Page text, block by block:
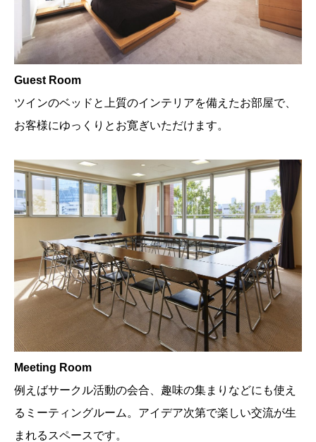
Guest Room
ツインのベッドと上質のインテリアを備えたお部屋で、
お客様にゆっくりとお寛ぎいただけます。
Meeting Room
例えばサークル活動の会合、趣味の集まりなどにも使え
るミーティングルーム。アイデア次第で楽しい交流が生
まれるスペースです。